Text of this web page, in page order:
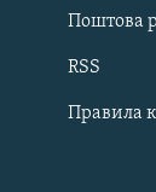
Поштова
RSS
Правила